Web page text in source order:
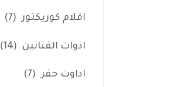
اقلام كوريكتور (7)
ادوات الفنانين (14)
اداوت حفر (7)